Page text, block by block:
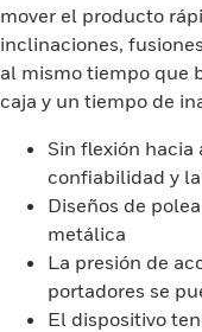
mover el producto
inclinaciones,
al mismo tiempo que
caja y un tiempo de
Sin flexión hacia
confiabilidad y
Diseños de
metálica
La presión de
portadores se
El dispositivo